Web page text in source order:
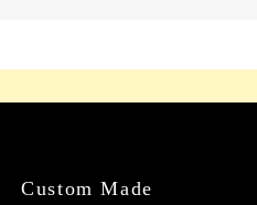
Custom Made